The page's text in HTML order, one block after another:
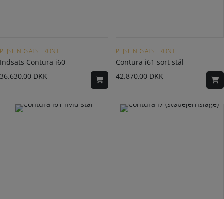
PEJSEINDSATS FRONT
Indsats Contura i60
36.630,00 DKK
PEJSEINDSATS FRONT
Contura i61 sort stål
42.870,00 DKK